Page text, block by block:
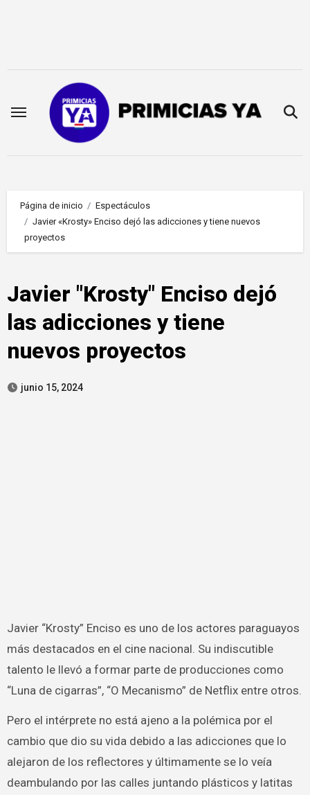
Página de inicio
Espectáculos
Javier «Krosty» Enciso dejó las adicciones y tiene nuevos
proyectos
Javier "Krosty" Enciso dejó
las adicciones y tiene
nuevos proyectos
junio 15, 2024
Javier “Krosty” Enciso es uno de los actores paraguayos
más destacados en el cine nacional. Su indiscutible
talento le llevó a formar parte de producciones como
“Luna de cigarras”, “O Mecanismo” de Netflix entre otros.
Pero el intérprete no está ajeno a la polémica por el
cambio que dio su vida debido a las adicciones que lo
alejaron de los reflectores y últimamente se lo veía
deambulando por las calles juntando plásticos y latitas